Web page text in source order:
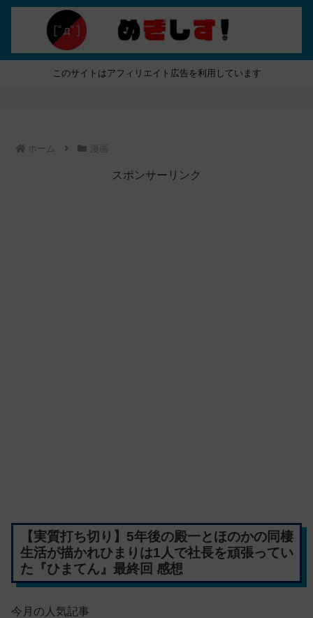
このサイトはアフィリエイト広告を利用しています
ホーム 漫画
スポンサーリンク
【実質打ち切り】5年後の殿一とほのかの同棲
生活が描かれひまりは1人で社長を頑張ってい
た『ひまてん』最終回 感想
今月の人気記事